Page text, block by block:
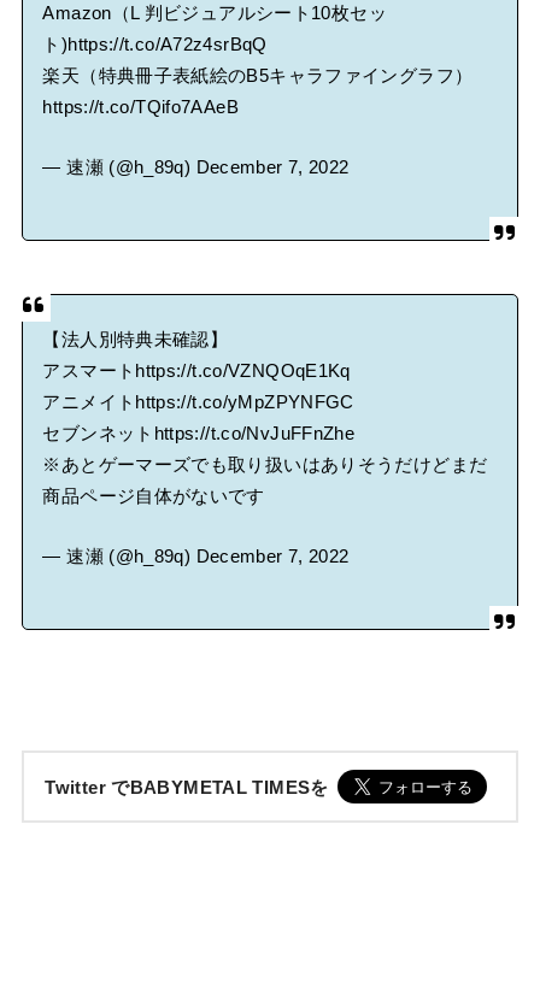
Amazon（L 判ビジュアルシート10枚セッ
ト)https://t.co/A72z4srBqQ
楽天（特典冊子表紙絵のB5キャラファイングラフ）
https://t.co/TQifo7AAeB
— 速瀬 (@h_89q) December 7, 2022
【法人別特典未確認】
アスマート https://t.co/VZNQOqE1Kq
アニメイト https://t.co/yMpZPYNFGC
セブンネット https://t.co/NvJuFFnZhe
※あとゲーマーズでも取り扱いはありそうだけどまだ
商品ページ自体がないです
— 速瀬 (@h_89q) December 7, 2022
Twitter でBABYMETAL TIMESを